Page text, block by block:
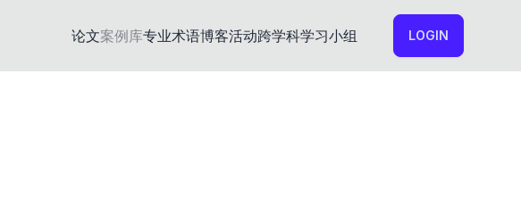
论文案例库专业术语博客活动跨学科学习小组 LOGIN